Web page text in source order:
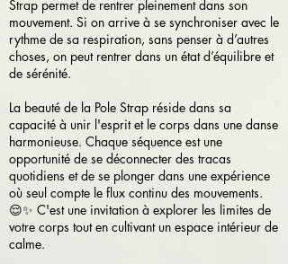
Strap permet de rentrer pleinement dans son
mouvement. Si on arrive à se synchroniser avec le
rythme de sa respiration, sans penser à d’autres
choses, on peut rentrer dans un état d’équilibre et
de sérénité.
La beauté de la Pole Strap réside dans sa
capacité à unir l'esprit et le corps dans une danse
harmonieuse. Chaque séquence est une
opportunité de se déconnecter des tracas
quotidiens et de se plonger dans une expérience
où seul compte le flux continu des mouvements.
😌✨ C'est une invitation à explorer les limites de
votre corps tout en cultivant un espace intérieur de
calme.